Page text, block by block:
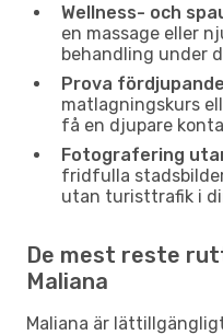
Wellness- och
en massage eller
behandling under
Prova
matlagningskurs
få en djupare
Fotografering
fridfulla
utan turisttrafik i
De mest reste
Maliana
Maliana är